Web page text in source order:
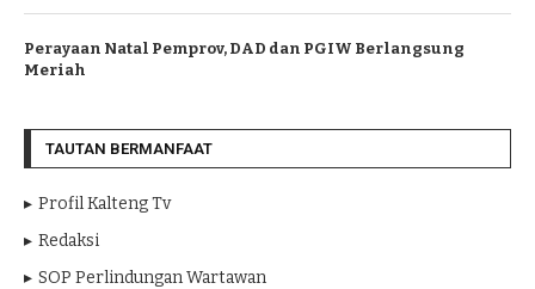
Perayaan Natal Pemprov, DAD dan PGIW Berlangsung
Meriah
TAUTAN BERMANFAAT
Profil Kalteng Tv
Redaksi
SOP Perlindungan Wartawan